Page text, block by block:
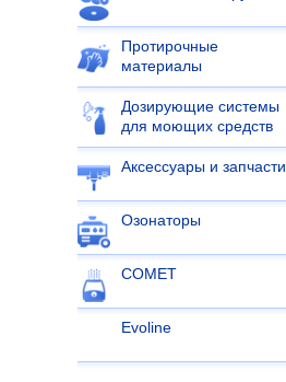
Протирочные
материалы
Дозирующие системы
для моющих средств
Аксессуары и запчасти
Озонаторы
COMET
Evoline